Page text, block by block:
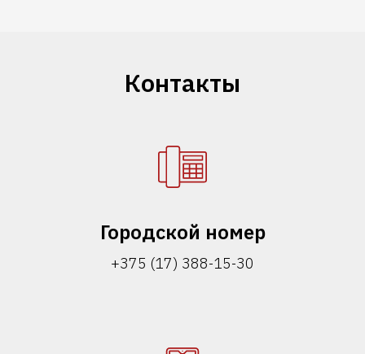
Контакты
Городской номер
+375 (17) 388-15-30